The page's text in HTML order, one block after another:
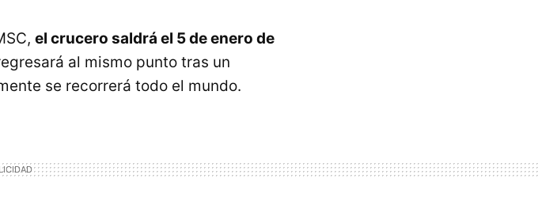
el crucero saldrá el 5 de enero de
al mismo punto tras un
se recorrerá todo el mundo.